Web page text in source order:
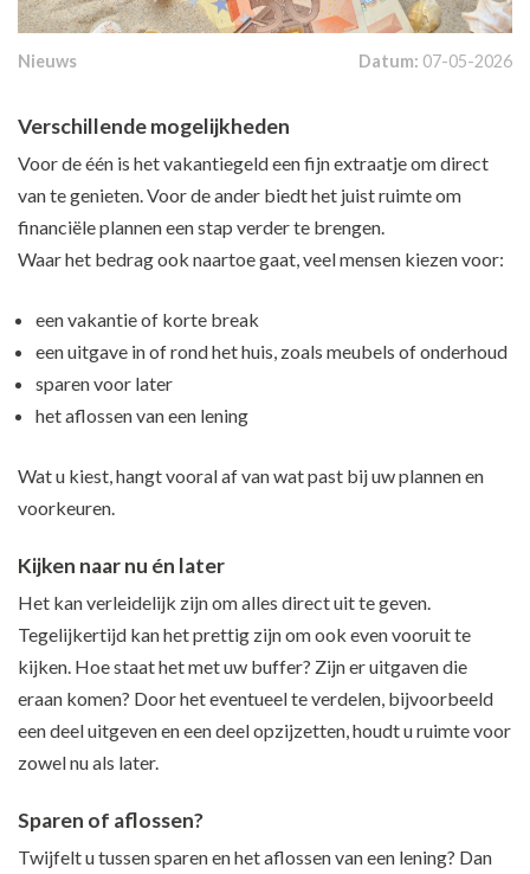
Nieuws Datum: 07-05-2026
Verschillende mogelijkheden
Voor de één is het vakantiegeld een fijn extraatje om direct
van te genieten. Voor de ander biedt het juist ruimte om
financiële plannen een stap verder te brengen.
Waar het bedrag ook naartoe gaat, veel mensen kiezen voor:
een vakantie of korte break
een uitgave in of rond het huis, zoals meubels of onderhoud
sparen voor later
het aflossen van een lening
Wat u kiest, hangt vooral af van wat past bij uw plannen en
voorkeuren.
Kijken naar nu én later
Het kan verleidelijk zijn om alles direct uit te geven.
Tegelijkertijd kan het prettig zijn om ook even vooruit te
kijken. Hoe staat het met uw buffer? Zijn er uitgaven die
eraan komen? Door het eventueel te verdelen, bijvoorbeeld
een deel uitgeven en een deel opzijzetten, houdt u ruimte voor
zowel nu als later.
Sparen of aflossen?
Twijfelt u tussen sparen en het aflossen van een lening? Dan